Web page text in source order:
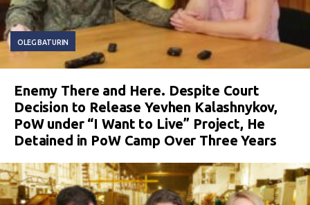
OLEG BATURIN
Enemy There and Here. Despite Court
Decision to Release Yevhen Kalashnykov,
PoW under “I Want to Live” Project, He
Detained in PoW Camp Over Three Years